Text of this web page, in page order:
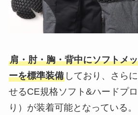
肩・肘・胸・背中にソフトメ
ーを標準装備しており、さら
せるCE規格ソフト&ハードプ
り）が装着可能となっている。